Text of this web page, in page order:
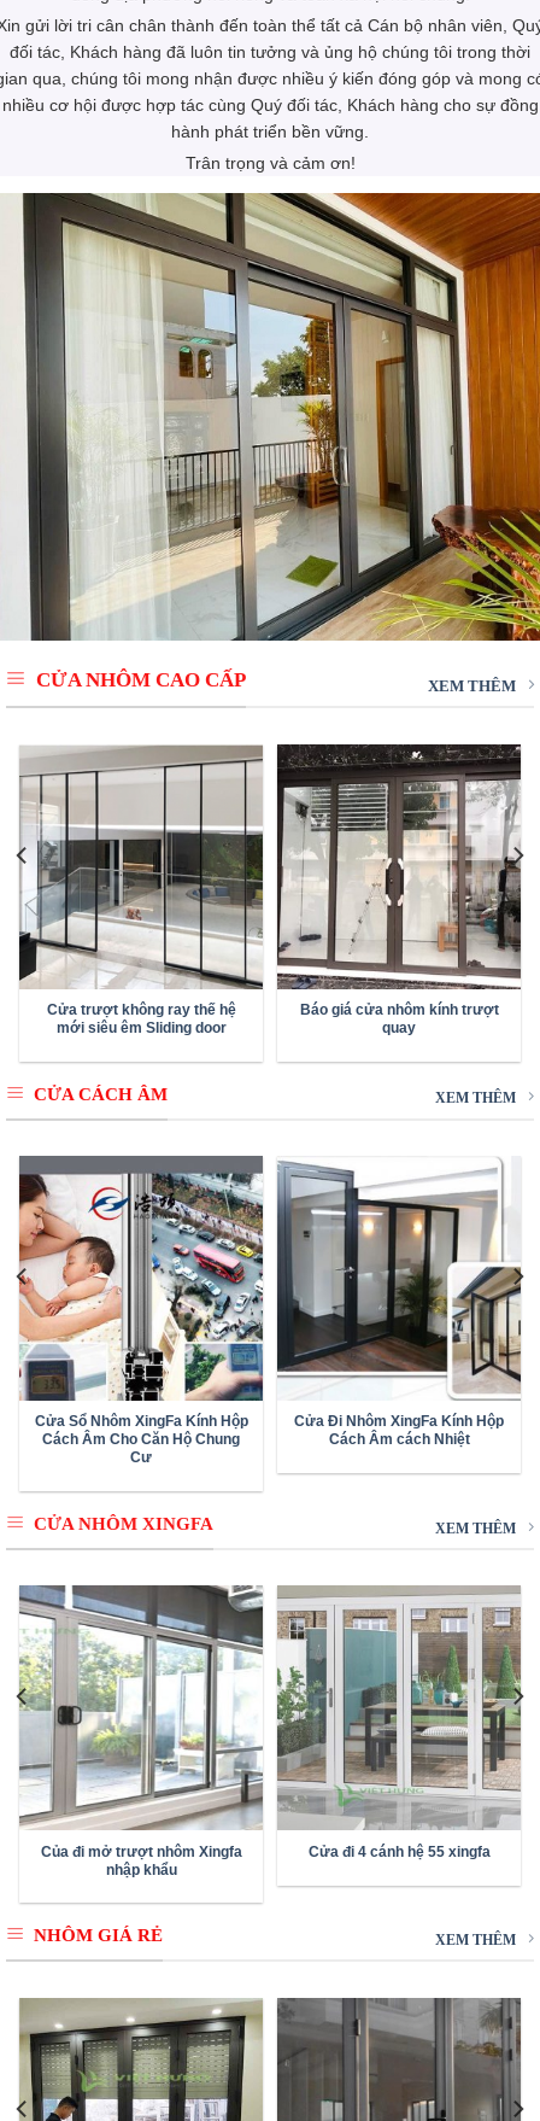
gửi lời tri cân chân thành đến toàn thể tất cả Cán bộ nhân viên,
đối tác, Khách hàng đã luôn tin tưởng và ủng hộ chúng tôi trong thời
qua, chúng tôi mong nhận được nhiều ý kiến đóng góp và mong
nhiều cơ hội được hợp tác cùng Quý đối tác, Khách hàng cho sự đồng
hành phát triển bền vững.
Trân trọng và cảm ơn!
CỬA NHÔM CAO CẤP XEM THÊM
Cửa trượt không ray thế hệ
mới siêu êm Sliding door
Báo giá cửa nhôm kính trượt
quay
CỬA CÁCH ÂM XEM THÊM
Cửa Sổ Nhôm XingFa Kính Hộp
Cách Âm Cho Căn Hộ Chung
Cư
Cửa Đi Nhôm XingFa Kính Hộp
Cách Âm cách Nhiệt
CỬA NHÔM XINGFA XEM THÊM
Của đi mở trượt nhôm Xingfa
nhập khẩu
Cửa đi 4 cánh hệ 55 xingfa
NHÔM GIÁ RẺ XEM THÊM